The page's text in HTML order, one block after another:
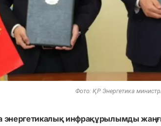
Фото: ҚР Энергетика
энергетикалық инфрақұрылымды